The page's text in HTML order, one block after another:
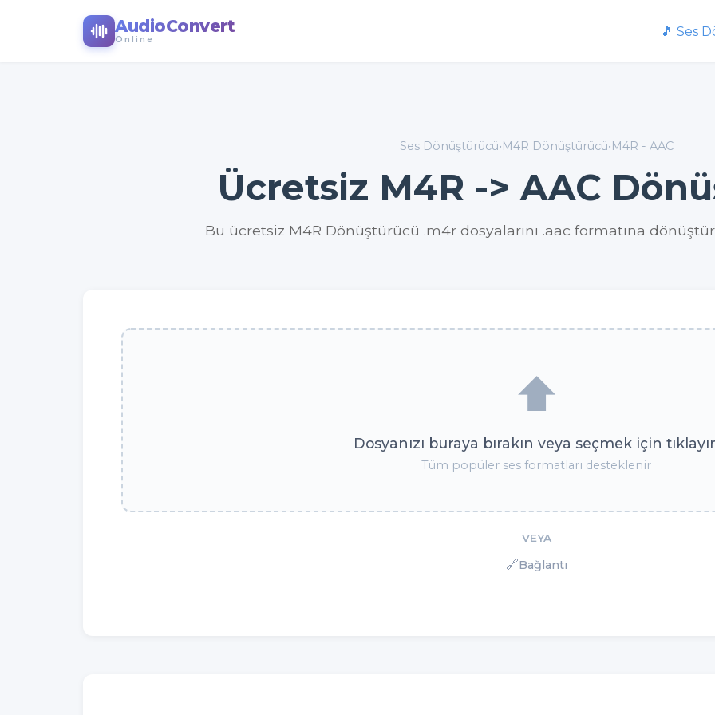
AudioConvert
Online
🎵 Ses
Ses Dönüştürücü• M4R Dönüştürücü• M4R - AAC
Ücretsiz M4R -> AAC
Bu ücretsiz M4R Dönüştürücü .m4r dosyalarını .aac formatına
⬆️
Dosyanızı buraya bırakın veya seçmek için
Tüm popüler ses formatları desteklenir
VEYA
🔗Bağlantı